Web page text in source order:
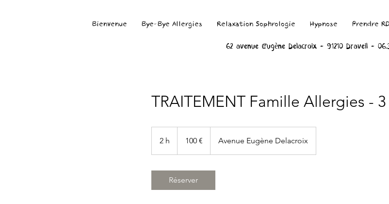
Bienvenue Bye-Bye Allergies Relaxation Sophrologie Hypnose Prendre
62 avenue Eugène Delacroix - 91210 Draveil -
TRAITEMENT Famille Allergies -
2 h
h
100 € Avenue Eugène Delacroix
Réserver